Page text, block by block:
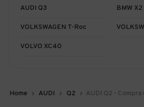
AUDI Q3 BMW X2
VOLKSWAGEN T-Roc
VOLVO XC40
Home AUDI Q2 AUDI Q2 - Compra